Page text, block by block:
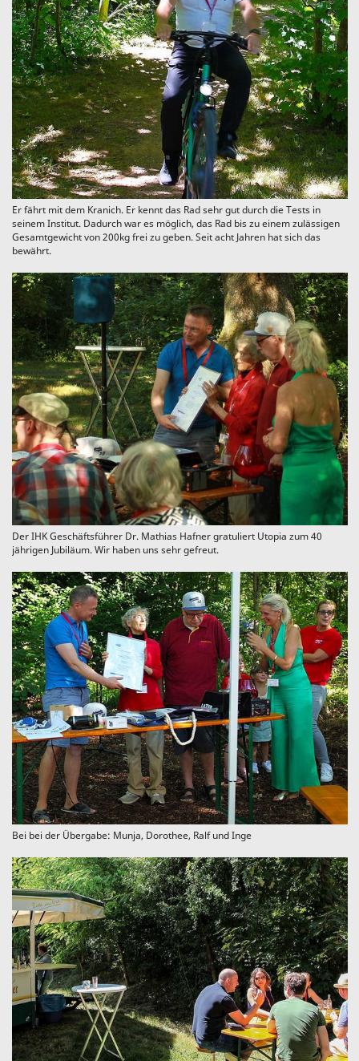
Er fährt mit dem Kranich. Er kennt das Rad sehr gut durch die Tests in
seinem Institut. Dadurch war es möglich, das Rad bis zu einem zulässigen
Gesamtgewicht von 200kg frei zu geben. Seit acht Jahren hat sich das
bewährt.
Der IHK Geschäftsführer Dr. Mathias Hafner gratuliert Utopia zum 40
jährigen Jubiläum. Wir haben uns sehr gefreut.
Bei bei der Übergabe: Munja, Dorothee, Ralf und Inge